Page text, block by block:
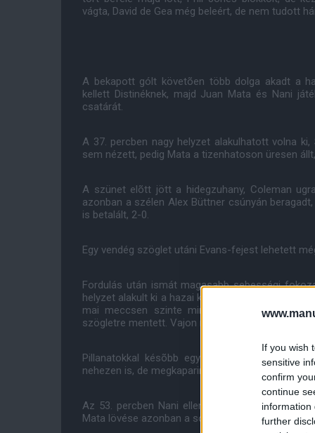
If you wish
sensitive
confirm
continue
information
further
vágta, David de Gea még beleért, de nem tudott
A bekapott gólt követõen több dolga akadt a
kellett Distinéknek, majd Juan Mata és Nani
csatárát.
A 37. percben nagy helyzet alakulhatott volna
sem nézett, pedig Mata a tizenhatoson üresen
A szünet elõtt jött a hidegzuhany, Coleman
azonban a szélen Alex Büttner csúnyán
is betalált, 2-0.
Egy vendég szöglet utáni Evans-fejest lehetett
Fordulás után ismát magasabb sebességi
helyzet alakult ki a hazai kapu elõtt. Mata
mai meccsen szinte mindig - rossz döntést
szögletre mentett. Vajon miért nem lõtt Wayne 8
Pillanatokkal késõbb egy rövid hazai
nehezen is, de megkaparintotta a játékszert.
Az 53. percben Nani ellen szabálytalankodtak,
Mata lövése azonban a sorfalról levágódott.